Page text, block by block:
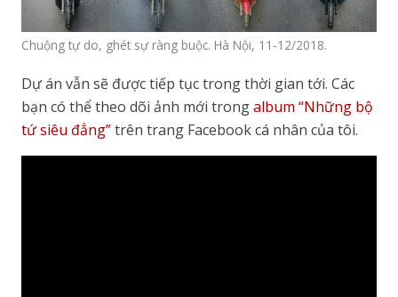
Chuộng tự do, ghét sự ràng buộc. Hà Nội, 11-12/2018.
Dự án vẫn sẽ được tiếp tục trong thời gian tới. Các
bạn có thể theo dõi ảnh mới trongalbum “Những bộ
tứ siêu đẳng”trên trang Facebook cá nhân của tôi.